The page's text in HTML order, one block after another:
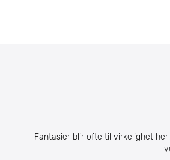
Fantasier blir ofte til virkelighet